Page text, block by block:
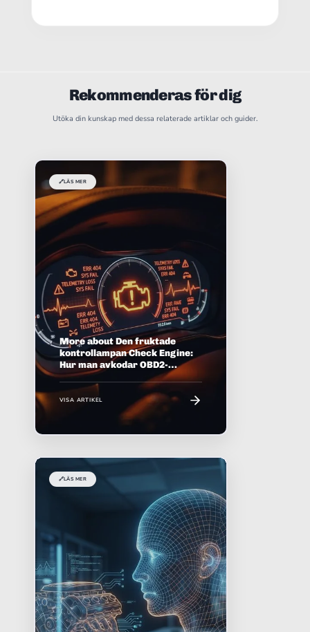
Rekommenderas för dig
Utöka din kunskap med dessa relaterade artiklar och guider.
🔗LÄS MER
More about Den fruktade
kontrollampan Check Engine:
Hur man avkodar OBD2-
felkoder utan att tappa
förståndet
VISA ARTIKEL
🔗LÄS MER